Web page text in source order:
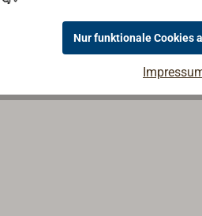
Nur funktionale Cookies